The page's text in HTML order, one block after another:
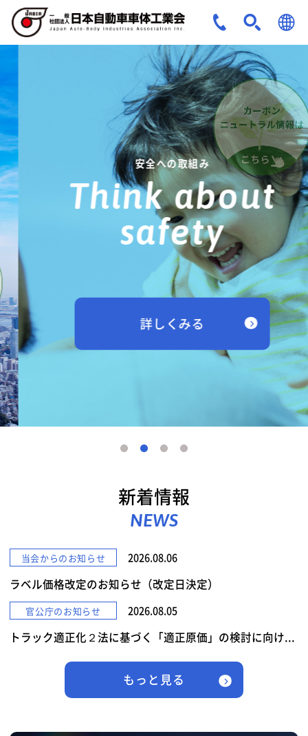
ENG
安全への取組み
Think about
safety
詳しくみる
新着情報
NEWS
当会からのお知らせ 2026.08.06
ラベル価格改定のお知らせ（改定日決定）
官公庁のお知らせ 2026.08.05
トラック適正化２法に基づく「適正原価」の検討に向け...
もっと見る